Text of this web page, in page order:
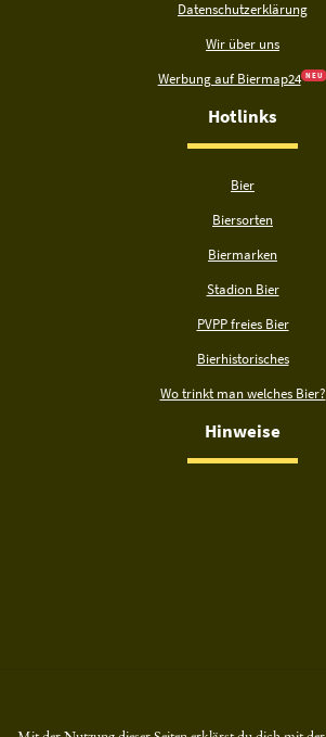
Datenschutzerklärung
Wir über uns
Werbung auf Biermap24 N E U
Hotlinks
Bier
Biersorten
Biermarken
Stadion Bier
PVPP freies Bier
Bierhistorisches
Wo trinkt man welches Bier?
Hinweise